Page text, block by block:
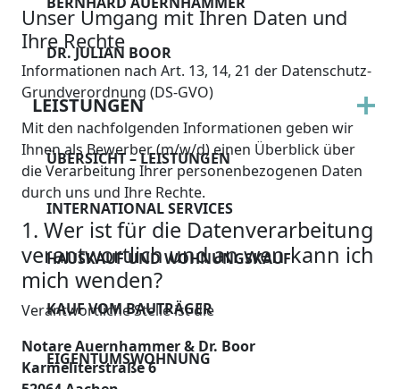
FORMULARE
KARRIERE
DIGITAL
AKTUELLES
KONTAKT
Gesellschaften
Startups (Venture-
Capital)
Neu: Studiengang
LL.B.“
Aktuelles zum sog.
Verbot der Bildung
von
Wohnungseigentum
Ab 2023 höhere
Immobilien
Datenschutz:
Datenschutz:
Datenschutz:
Bewerber
Haftungsausschluss
DR. JULIAN BOOR
LEISTUNGEN
ÜBERSICHT – LEISTUNGEN
INTERNATIONAL SERVICES
HAUSKAUF UND WOHNUNGSKAUF
KAUF VOM BAUTRÄGER
EIGENTUMSWOHNUNG
Unser Umgang mit Ihren Daten und
Ihre Rechte
Informationen nach Art. 13, 14, 21 der Datenschutz-
Grundverordnung (DS-GVO)
Mit den nachfolgenden Informationen geben wir
Ihnen als Bewerber (m/w/d) einen Überblick über
die Verarbeitung Ihrer personenbezogenen Daten
durch uns und Ihre Rechte.
1. Wer ist für die Datenverarbeitung
verantwortlich und an wen kann ich
mich wenden?
Verantwortliche Stelle ist die
Notare Auernhammer & Dr. Boor
Karmeliterstraße 6